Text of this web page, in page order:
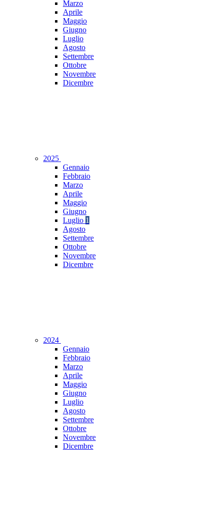
Marzo
Aprile
Maggio
Giugno
Luglio
Agosto
Settembre
Ottobre
Novembre
Dicembre
2025
Gennaio
Febbraio
Marzo
Aprile
Maggio
Giugno
Luglio 1
Agosto
Settembre
Ottobre
Novembre
Dicembre
2024
Gennaio
Febbraio
Marzo
Aprile
Maggio
Giugno
Luglio
Agosto
Settembre
Ottobre
Novembre
Dicembre